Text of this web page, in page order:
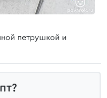
петрушкой и